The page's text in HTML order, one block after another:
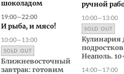
шоколадом
19:00—22:00
И рыба, и мясо!
10:00—13:00
SOLD OUT
Ближневосточный
завтрак: готовим
ручной
10:00—13:00
SOLD OUT
Кулинария
Неаполь.
14:00—17:00